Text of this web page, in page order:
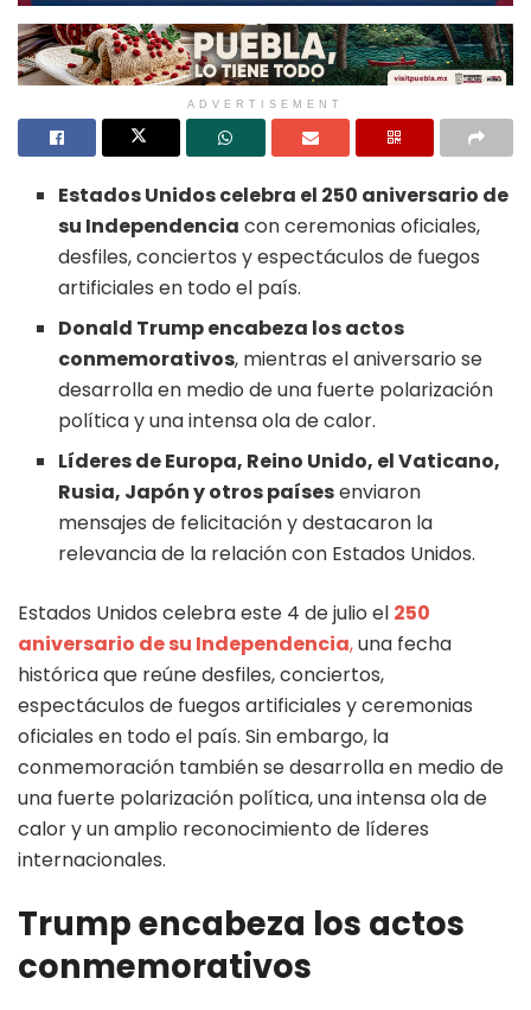
ADVERTISEMENT
Estados Unidos celebra el 250 aniversario de
su Independencia con ceremonias oficiales,
desfiles, conciertos y espectáculos de fuegos
artificiales en todo el país.
Donald Trump encabeza los actos
conmemorativos, mientras el aniversario se
desarrolla en medio de una fuerte polarización
política y una intensa ola de calor.
Líderes de Europa, Reino Unido, el Vaticano,
Rusia, Japón y otros paísesenviaron
mensajes de felicitación y destacaron la
relevancia de la relación con Estados Unidos.
Estados Unidos celebra este 4 de julio el 250
aniversario de su Independencia,una fecha
histórica que reúne desfiles, conciertos,
espectáculos de fuegos artificiales y ceremonias
oficiales en todo el país. Sin embargo, la
conmemoración también se desarrolla en medio de
una fuerte polarización política, una intensa ola de
calor y un amplio reconocimiento de líderes
internacionales.
Trump encabeza los actos
conmemorativos